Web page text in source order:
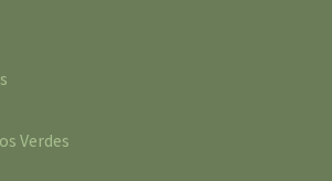
Verdes